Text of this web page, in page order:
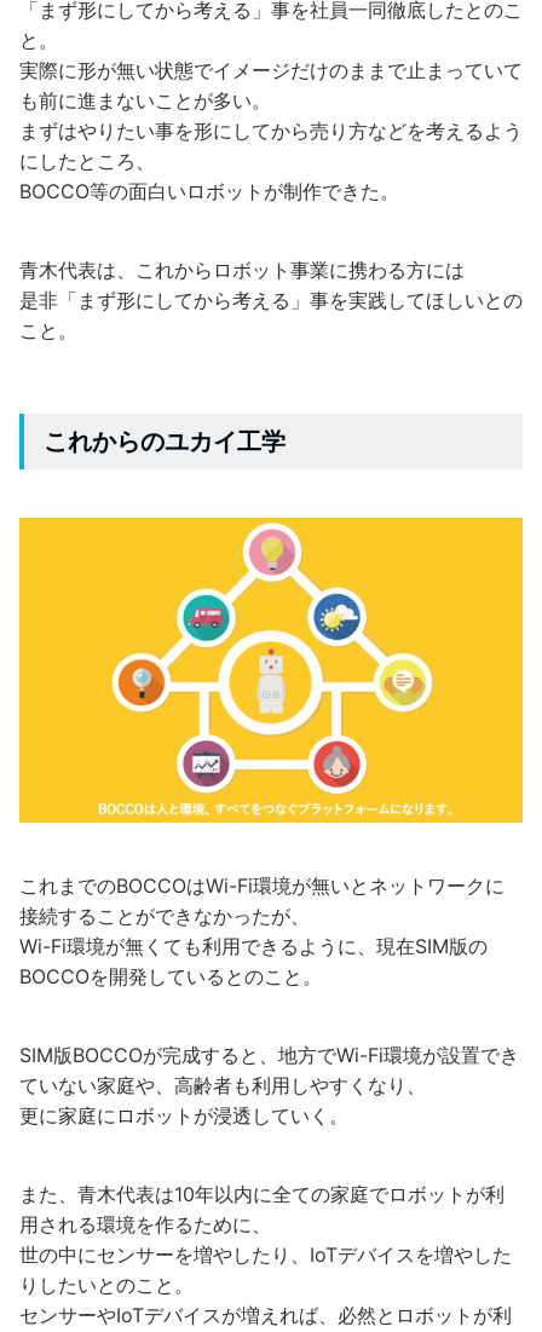
「まず形にしてから考える」事を社員一同徹底したとのこ
と。
実際に形が無い状態でイメージだけのままで止まっていて
も前に進まないことが多い。
まずはやりたい事を形にしてから売り方などを考えるよう
にしたところ、
BOCCO等の面白いロボットが制作できた。
青木代表は、これからロボット事業に携わる方には
是非「まず形にしてから考える」事を実践してほしいとの
こと。
これからのユカイ工学
これまでのBOCCOはWi-Fi環境が無いとネットワークに
接続することができなかったが、
Wi-Fi環境が無くても利用できるように、現在SIM版の
BOCCOを開発しているとのこと。
SIM版BOCCOが完成すると、地方でWi-Fi環境が設置でき
ていない家庭や、高齢者も利用しやすくなり、
更に家庭にロボットが浸透していく。
また、青木代表は10年以内に全ての家庭でロボットが利
用される環境を作るために、
世の中にセンサーを増やしたり、IoTデバイスを増やした
りしたいとのこと。
センサーやIoTデバイスが増えれば、必然とロボットが利